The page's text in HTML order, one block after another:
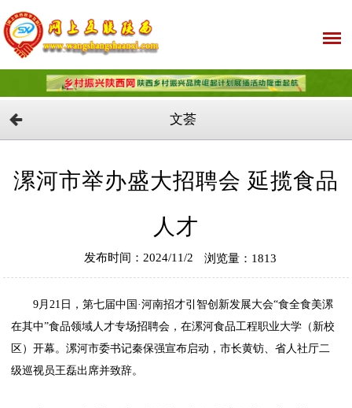
文荟
漯河市举办盛大招聘会 延揽食品
人才
发布时间：2024/11/2 浏览量：1813
9月21日，第七届中国·河南招才引智创新发展大会“食全食美漯
在其中”食品领域人才专场招聘会，在漯河食品工程职业大学（新校
区）开幕。漯河市委书记秦保强宣布启动，市长黄钫、省人社厅二
级巡视员王磊出席并致辞。